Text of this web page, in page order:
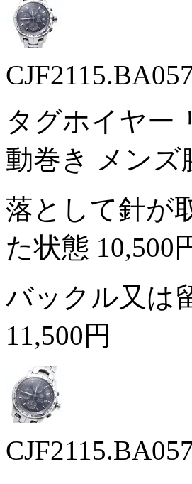
タグホイヤー
動巻き メンズ
落として針が
た状態 10,500
バックル又は
11,500円